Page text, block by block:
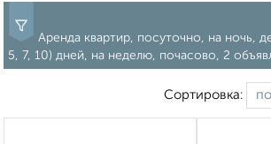
Аренда квартир, посуточно, на ночь,
5, 7, 10) дней, на неделю, почасово, 2
Сортировка: